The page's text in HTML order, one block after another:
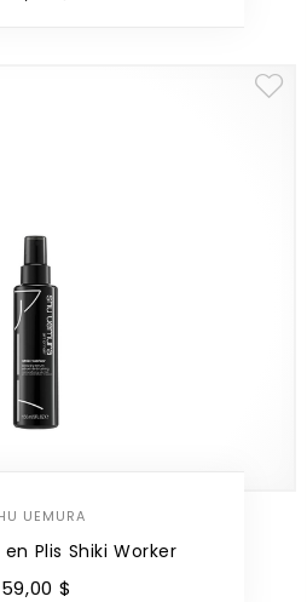
UEMURA
Plis Shiki Worker
59,00 $